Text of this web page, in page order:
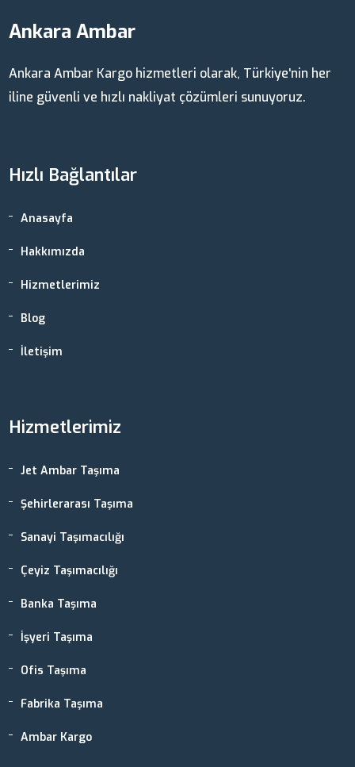
Ankara Ambar
Ankara Ambar Kargo hizmetleri olarak, Türkiye'nin her
iline güvenli ve hızlı nakliyat çözümleri sunuyoruz.
Hızlı Bağlantılar
Anasayfa
Hakkımızda
Hizmetlerimiz
Blog
İletişim
Hizmetlerimiz
Jet Ambar Taşıma
Şehirlerarası Taşıma
Sanayi Taşımacılığı
Çeyiz Taşımacılığı
Banka Taşıma
İşyeri Taşıma
Ofis Taşıma
Fabrika Taşıma
Ambar Kargo